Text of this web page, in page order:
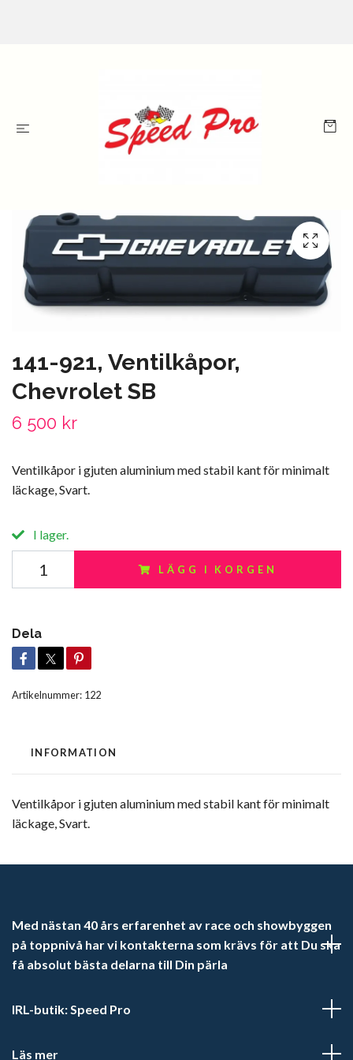
141-921, Ventilkåpor,
Chevrolet SB
6 500 kr
Ventilkåpor i gjuten aluminium med stabil kant för minimalt
läckage, Svart.
I lager.
LÄGG I KORGEN
Dela
Artikelnummer: 122
INFORMATION
Ventilkåpor i gjuten aluminium med stabil kant för minimalt
läckage, Svart.
Med nästan 40 års erfarenhet av race och showbyggen
på toppnivå har vi kontakterna som krävs för att Du ska
få absolut bästa delarna till Din pärla
IRL-butik: Speed Pro
Läs mer